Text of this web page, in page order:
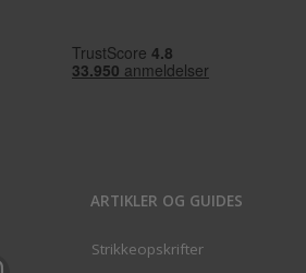
ARTIKLER OG GUIDES
Strikkeopskrifter